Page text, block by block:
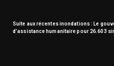
Suite aux récentes inondations : Le
d’assistance humanitaire pour 26.603